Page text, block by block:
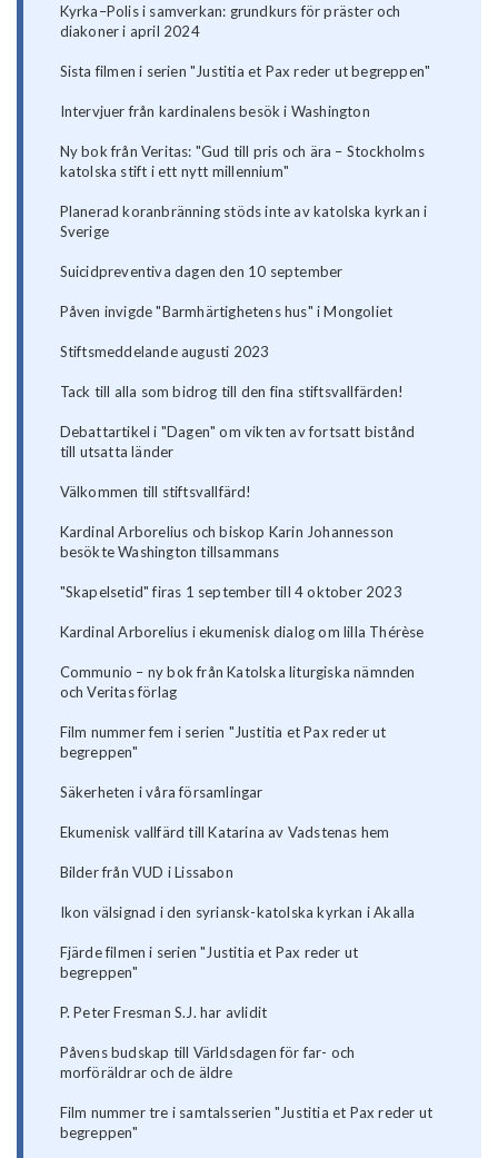
Kyrka–Polis i samverkan: grundkurs för präster och
diakoner i april 2024
Sista filmen i serien "Justitia et Pax reder ut begreppen"
Intervjuer från kardinalens besök i Washington
Ny bok från Veritas: "Gud till pris och ära – Stockholms
katolska stift i ett nytt millennium"
Planerad koranbränning stöds inte av katolska kyrkan i
Sverige
Suicidpreventiva dagen den 10 september
Påven invigde "Barmhärtighetens hus" i Mongoliet
Stiftsmeddelande augusti 2023
Tack till alla som bidrog till den fina stiftsvallfärden!
Debattartikel i "Dagen" om vikten av fortsatt bistånd
till utsatta länder
Välkommen till stiftsvallfärd!
Kardinal Arborelius och biskop Karin Johannesson
besökte Washington tillsammans
"Skapelsetid" firas 1 september till 4 oktober 2023
Kardinal Arborelius i ekumenisk dialog om lilla Thérèse
Communio – ny bok från Katolska liturgiska nämnden
och Veritas förlag
Film nummer fem i serien "Justitia et Pax reder ut
begreppen"
Säkerheten i våra församlingar
Ekumenisk vallfärd till Katarina av Vadstenas hem
Bilder från VUD i Lissabon
Ikon välsignad i den syriansk-katolska kyrkan i Akalla
Fjärde filmen i serien "Justitia et Pax reder ut
begreppen"
P. Peter Fresman S.J. har avlidit
Påvens budskap till Världsdagen för far- och
morföräldrar och de äldre
Film nummer tre i samtalsserien "Justitia et Pax reder ut
begreppen"